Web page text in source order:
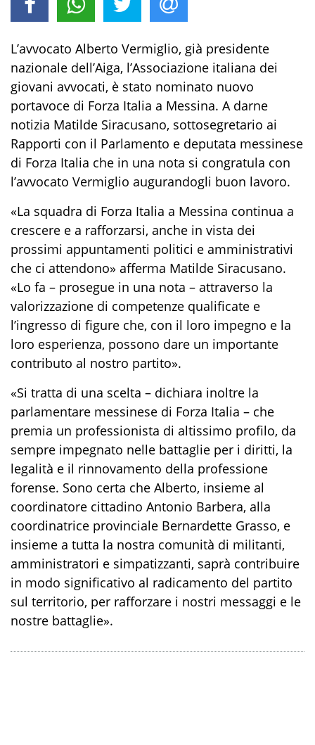
L’avvocato Alberto Vermiglio, già presidente
nazionale dell’Aiga, l’Associazione italiana dei
giovani avvocati, è stato nominato nuovo
portavoce di Forza Italia a Messina. A darne
notizia Matilde Siracusano, sottosegretario ai
Rapporti con il Parlamento e deputata messinese
di Forza Italia che in una nota si congratula con
l’avvocato Vermiglio augurandogli buon lavoro.
«La squadra di Forza Italia a Messina continua a
crescere e a rafforzarsi, anche in vista dei
prossimi appuntamenti politici e amministrativi
che ci attendono» afferma Matilde Siracusano.
«Lo fa – prosegue in una nota – attraverso la
valorizzazione di competenze qualificate e
l’ingresso di figure che, con il loro impegno e la
loro esperienza, possono dare un importante
contributo al nostro partito».
«Si tratta di una scelta – dichiara inoltre la
parlamentare messinese di Forza Italia – che
premia un professionista di altissimo profilo, da
sempre impegnato nelle battaglie per i diritti, la
legalità e il rinnovamento della professione
forense. Sono certa che Alberto, insieme al
coordinatore cittadino Antonio Barbera, alla
coordinatrice provinciale Bernardette Grasso, e
insieme a tutta la nostra comunità di militanti,
amministratori e simpatizzanti, saprà contribuire
in modo significativo al radicamento del partito
sul territorio, per rafforzare i nostri messaggi e le
nostre battaglie».